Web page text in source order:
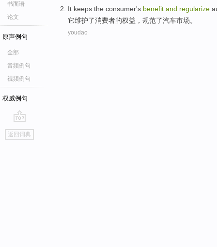
书面语
论文
原声例句
全部
音频例句
视频例句
权威例句
go
top
返回词典
It keeps the consumer's benefit and regularize
它维护了消费者的权益 ， 规范了汽车市场。
youdao